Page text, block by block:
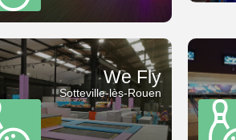
We Fly
Sotteville-lès-Rouen